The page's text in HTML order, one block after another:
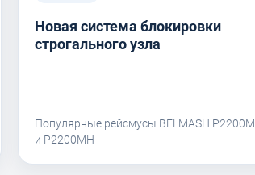
Новая система блокировки
строгального узла
Популярные рейсмусы BELMASH P2200M
и P2200MH